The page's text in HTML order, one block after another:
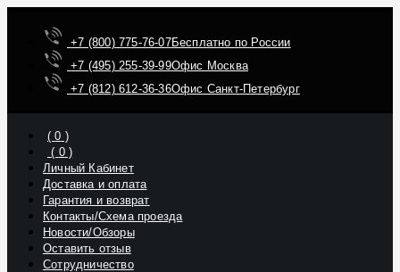
+7 (800) 775-76-07Бесплатно по России
+7 (495) 255-39-99Офис Москва
+7 (812) 612-36-36Офис Санкт-Петербург
(0 )
( 0)
Личный Кабинет
Доставка и оплата
Гарантия и возврат
Контакты/Схема проезда
Новости/Обзоры
Оставить отзыв
Сотрудничество